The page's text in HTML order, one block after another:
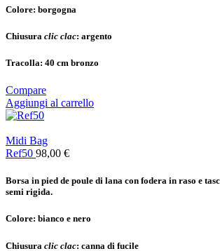
Colore: borgogna
Chiusura clic clac: argento
Tracolla: 40 cm bronzo
Compare
Aggiungi al carrello
Midi Bag
Ref50 98,00 €
Borsa in pied de poule di lana con fodera in raso e
semi rigida.
Colore: bianco e nero
Chiusura clic clac: canna di fucile